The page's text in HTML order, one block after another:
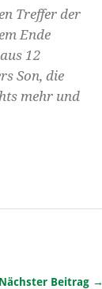
Treffer der
Ende
12
Son, die
mehr und
Nächster Beitrag →